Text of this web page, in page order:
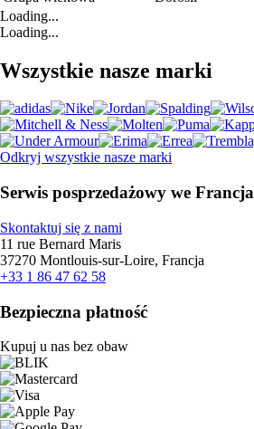
Loading...
Loading...
Wszystkie nasze marki
Odkryj wszystkie nasze marki
Serwis posprzedażowy we Francja
Skontaktuj się z nami
11 rue Bernard Maris
37270 Montlouis-sur-Loire, Francja
+33 1 86 47 62 58
Bezpieczna płatność
Kupuj u nas bez obaw